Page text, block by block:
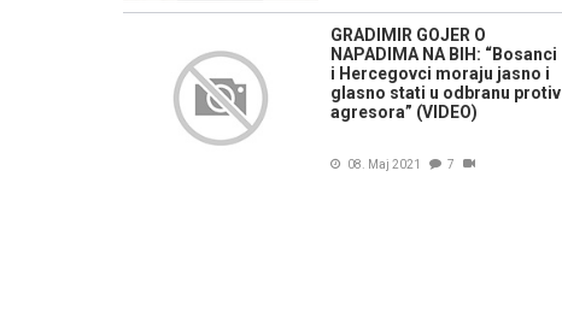
GRADIMIR GOJER O
NAPADIMA NA BIH: “Bosanci
i Hercegovci moraju jasno i
glasno stati u odbranu protiv
agresora” (VIDEO)
08. Maj 2021 7